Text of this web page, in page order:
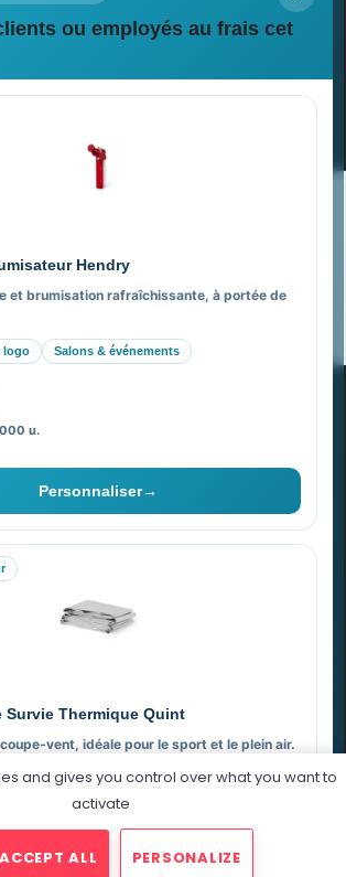
ou employés au frais cet
Hendry
et brumisation rafraîchissante, à portée de
logo Salons & événements
u.
Personnaliser→
Survie Thermique Quint
vent, idéale pour le sport et le plein air.
Économique
quantité
Newsletter
nouvelles et nos offres spéciales
& accompagnement global
Goodies Pub France
à 100% pour moi ?
Michelis
goodies.com
Goodies. Tous droits réservés.
and gives you control over what you want to
activate
ALL PERSONALIZE